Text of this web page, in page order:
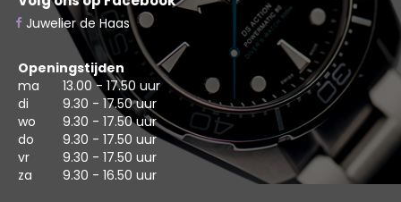
Juwelier de Haas
Openingstijden
ma
13.00 - 17.50 uur
di
9.30 - 17.50 uur
wo
9.30 - 17.50 uur
do
9.30 - 17.50 uur
vr
9.30 - 17.50 uur
za
9.30 - 16.50 uur